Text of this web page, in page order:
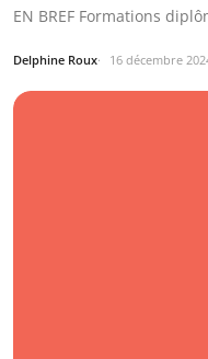
EN BREF Formations
Delphine Roux 16 décembre